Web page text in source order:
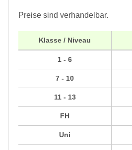
Preise sind verhandelbar.
Klasse / Niveau
1 - 6
7 - 10
11 - 13
FH
Uni